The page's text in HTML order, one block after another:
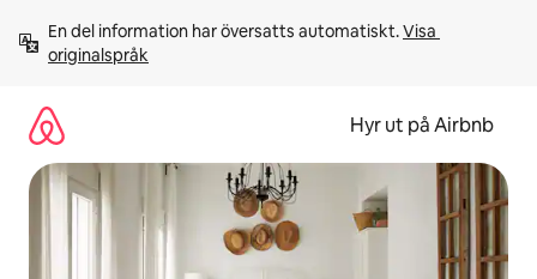
innehåll
En del information har översatts automatiskt. Visa
originalspråk
Hyr ut på Airbnb